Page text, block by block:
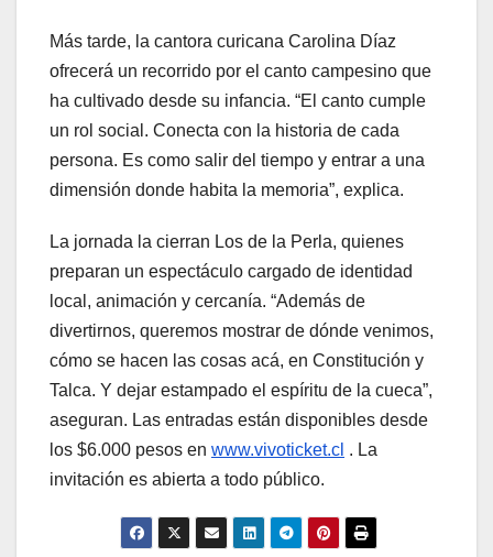
Más tarde, la cantora curicana Carolina Díaz
ofrecerá un recorrido por el canto campesino que
ha cultivado desde su infancia. “El canto cumple
un rol social. Conecta con la historia de cada
persona. Es como salir del tiempo y entrar a una
dimensión donde habita la memoria”, explica.
La jornada la cierran Los de la Perla, quienes
preparan un espectáculo cargado de identidad
local, animación y cercanía. “Además de
divertirnos, queremos mostrar de dónde venimos,
cómo se hacen las cosas acá, en Constitución y
Talca. Y dejar estampado el espíritu de la cueca”,
aseguran. Las entradas están disponibles desde
los $6.000 pesos en www.vivoticket.cl . La
invitación es abierta a todo público.